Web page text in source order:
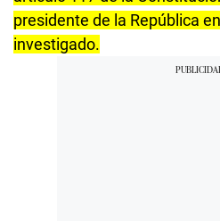
presidente de la República
investigado.